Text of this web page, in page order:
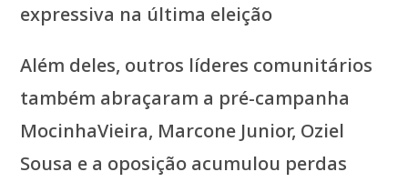
expressiva na última eleição
Além deles, outros líderes comunitários
também abraçaram a pré-campanha
MocinhaVieira, Marcone Junior, Oziel
Sousa e a oposição acumulou perdas